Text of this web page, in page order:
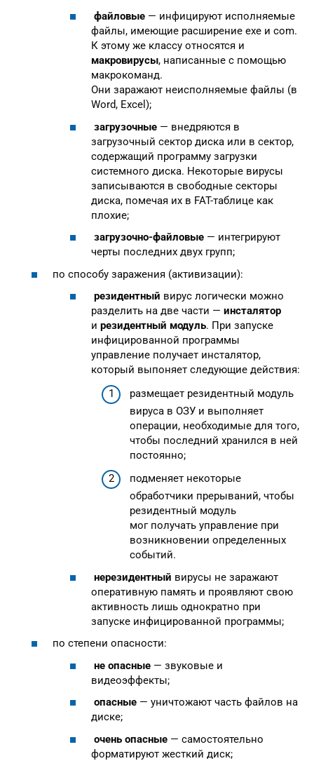
файловые — инфицируют исполняемые
файлы, имеющие расширение exe и com.
К этому же классу относятся и
макровирусы, написанные с помощью
макрокоманд.
Они заражают неисполняемые файлы (в
Word, Excel);
загрузочные — внедряются в
загрузочный сектор диска или в сектор,
содержащий программу загрузки
системного диска. Некоторые вирусы
записываются в свободные секторы
диска, помечая их в FAT-таблице как
плохие;
загрузочно-файловые — интегрируют
черты последних двух групп;
по способу заражения (активизации):
резидентный вирус логически можно
разделить на две части — инсталятор
и резидентный модуль. При запуске
инфицированной программы
управление получает инсталятор,
который выпоняет следующие действия:
размещает резидентный модуль
вируса в ОЗУ и выполняет
операции, необходимые для того,
чтобы последний хранился в ней
постоянно;
подменяет некоторые
обработчики прерываний, чтобы
резидентный модуль
мог получать управление при
возникновении определенных
событий.
нерезидентный вирусы не заражают
оперативную память и проявляют свою
активность лишь однократно при
запуске инфицированной программы;
по степени опасности:
не опасные — звуковые и
видеоэффекты;
опасные — уничтожают часть файлов на
диске;
очень опасные — самостоятельно
форматируют жесткий диск;